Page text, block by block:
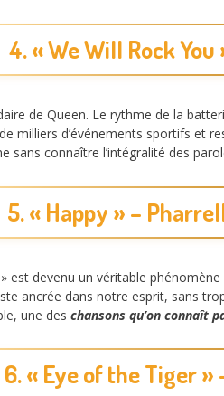
4. « We Will Rock You
de Queen. Le rythme de la
milliers d’événements sportifs et
sans connaître l’intégralité des
5. « Happy » –
devenu un véritable
ancrée dans notre esprit, sans
une des chansons qu’on connaît
6. « Eye of the Tiger »